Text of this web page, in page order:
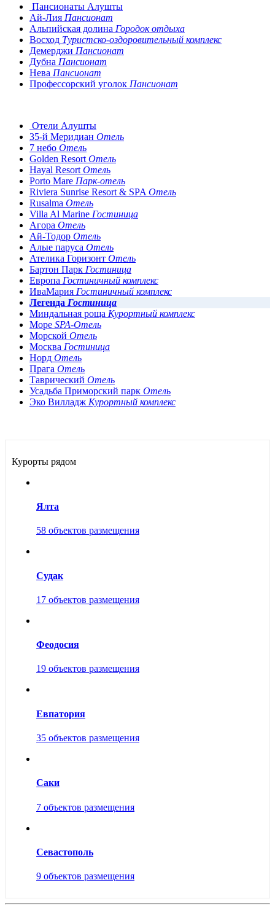
Пансионаты Алушты
Ай-Лия Пансионат
Альпийская долина Городок отдыха
Восход Туристско-оздоровительный комплекс
Демерджи Пансионат
Дубна Пансионат
Нева Пансионат
Профессорский уголок Пансионат
Отели Алушты
35-й Меридиан Отель
7 небо Отель
Golden Resort Отель
Hayal Resort Отель
Porto Mare Парк-отель
Riviera Sunrise Resort & SPA Отель
Rusalma Отель
Villa Al Marine Гостиница
Агора Отель
Ай-Тодор Отель
Алые паруса Отель
Ателика Горизонт Отель
Бартон Парк Гостиница
Европа Гостиничный комплекс
ИваМария Гостиничный комплекс
Легенда Гостиница
Миндальная роща Курортный комплекс
Море SPA-Отель
Морской Отель
Москва Гостиница
Норд Отель
Прага Отель
Таврический Отель
Усадьба Приморский парк Отель
Эко Вилладж Курортный комплекс
Курорты рядом
Ялта
58 объектов размещения
Судак
17 объектов размещения
Феодосия
19 объектов размещения
Евпатория
35 объектов размещения
Саки
7 объектов размещения
Севастополь
9 объектов размещения